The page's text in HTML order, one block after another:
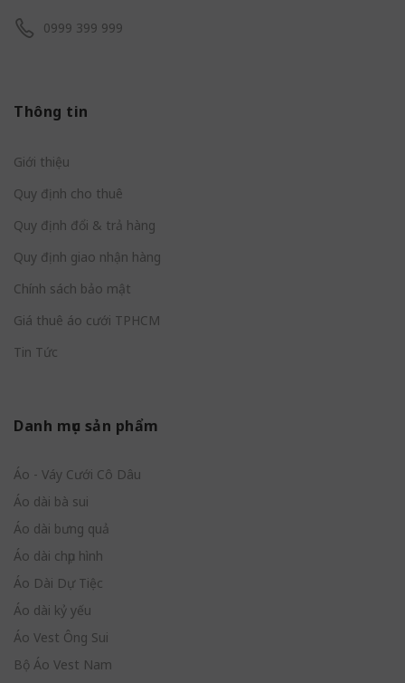
0999 399 999
Thông tin
Giới thiệu
Quy định cho thuê
Quy định đổi & trả hàng
Quy định giao nhận hàng
Chính sách bảo mật
Giá thuê áo cưới TPHCM
Tin Tức
Danh mục sản phẩm
Áo - Váy Cưới Cô Dâu
Áo dài bà sui
Áo dài bưng quả
Áo dài chụp hình
Áo Dài Dự Tiệc
Áo dài kỷ yếu
Áo Vest Ông Sui
Bộ Áo Vest Nam